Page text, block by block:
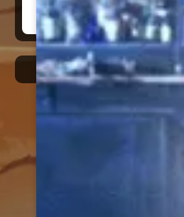
绿色小导航 蓝色导航